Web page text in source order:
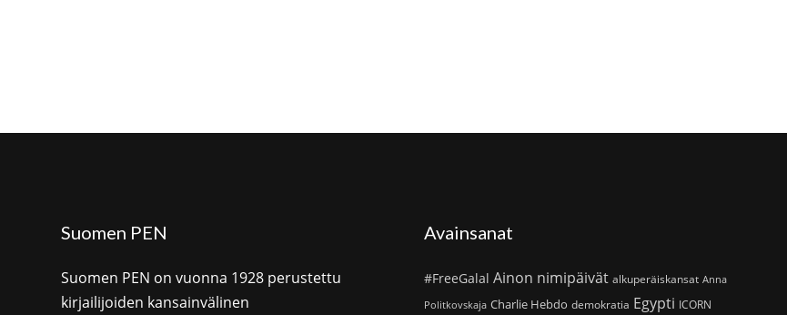
Suomen PEN
Suomen PEN on vuonna 1928 perustettu
kirjailijoiden kansainvälinen
Avainsanat
#FreeGalal Ainon nimipäivät alkuperäiskansat Anna
Politkovskaja Charlie Hebdo demokratia Egypti ICORN